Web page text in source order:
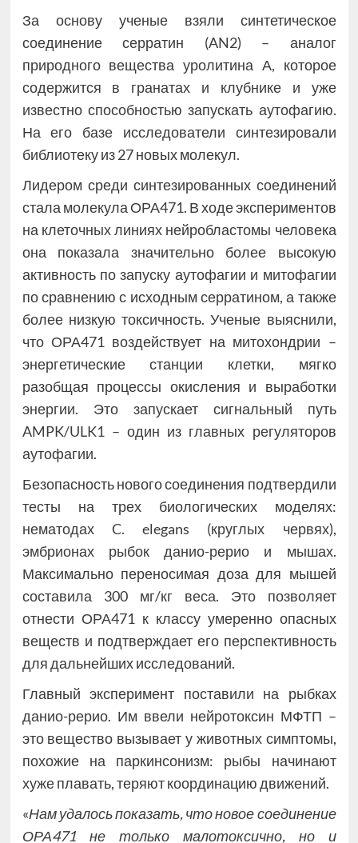
За основу ученые взяли синтетическое
соединение серратин (AN2) – аналог
природного вещества уролитина А, которое
содержится в гранатах и клубнике и уже
известно способностью запускать аутофагию.
На его базе исследователи синтезировали
библиотеку из 27 новых молекул.
Лидером среди синтезированных соединений
стала молекула ОРА471. В ходе экспериментов
на клеточных линиях нейробластомы человека
она показала значительно более высокую
активность по запуску аутофагии и митофагии
по сравнению с исходным серратином, а также
более низкую токсичность. Ученые выяснили,
что ОРА471 воздействует на митохондрии –
энергетические станции клетки, мягко
разобщая процессы окисления и выработки
энергии. Это запускает сигнальный путь
AMPK/ULK1 – один из главных регуляторов
аутофагии.
Безопасность нового соединения подтвердили
тесты на трех биологических моделях:
нематодах C. elegans (круглых червях),
эмбрионах рыбок данио-рерио и мышах.
Максимально переносимая доза для мышей
составила 300 мг/кг веса. Это позволяет
отнести ОРА471 к классу умеренно опасных
веществ и подтверждает его перспективность
для дальнейших исследований.
Главный эксперимент поставили на рыбках
данио-рерио. Им ввели нейротоксин МФТП –
это вещество вызывает у животных симптомы,
похожие на паркинсонизм: рыбы начинают
хуже плавать, теряют координацию движений.
«Нам удалось показать, что новое соединение
ОРА471 не только малотоксично, но и